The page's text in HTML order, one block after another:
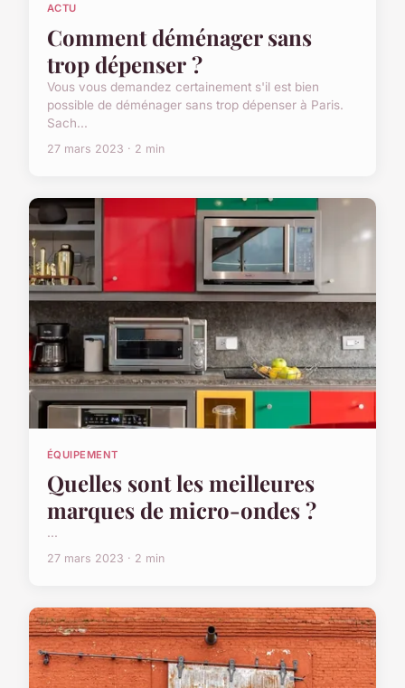
ACTU
Comment déménager sans
trop dépenser ?
Vous vous demandez certainement s'il est bien
possible de déménager sans trop dépenser à Paris.
Sach...
27 mars 2023 · 2 min
ÉQUIPEMENT
Quelles sont les meilleures
marques de micro-ondes ?
...
27 mars 2023 · 2 min